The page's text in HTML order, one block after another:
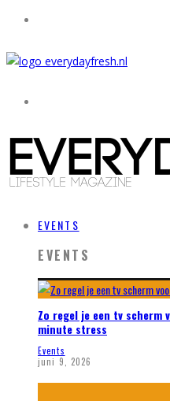
EVENTS
EVENTS
Zo regel je een tv scherm
minute stress
Events
juni 9, 2026